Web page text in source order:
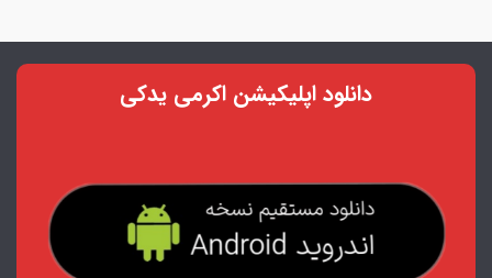
دانلود اپلیکیشن اکرمی یدکی